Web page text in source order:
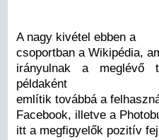
A nagy kivétel ebben a
csoportban a Wikipédia,
irányulnak a meglévő
példaként
említik továbbá a
Facebook, illetve a
itt a megfigyelők pozitív